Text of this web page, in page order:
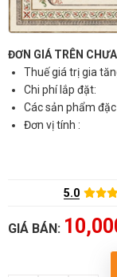
ĐƠN GIÁ TRÊN
Thuế giá trị gia
Chi phí lắp đặt:
Các sản phẩm
Đơn vị tính :
5.0
GIÁ BÁN: